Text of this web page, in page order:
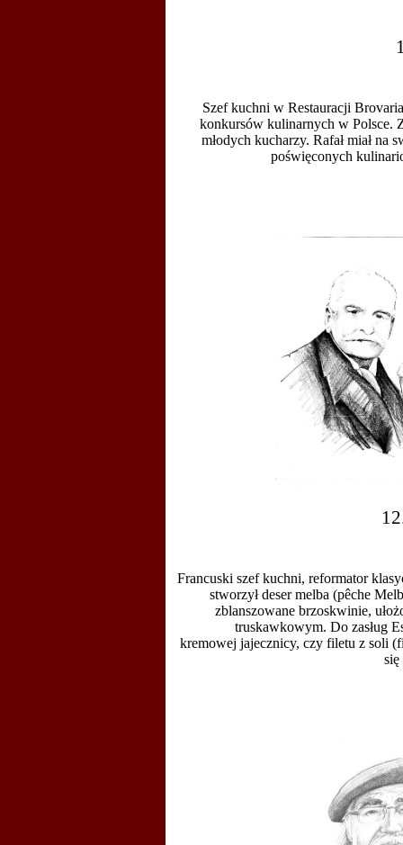
Szef kuchni w Restauracji
konkursów kulinarnych w Polsce.
młodych kucharzy. Rafał miał na
poświęconych
Francuski szef kuchni, reformator
stworzyłdeser melba (pêche
zblanszowane brzoskwinie,
truskawkowym. Do zasług
kremowej jajecznicy, czy filetu z soli